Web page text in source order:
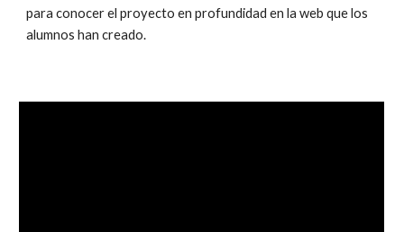
para conocer el proyecto en profundidad en la web que los
alumnos han creado.